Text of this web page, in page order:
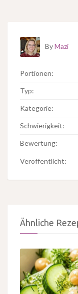
ByMazi
Portionen:
Typ:
Kategorie:
Schwierigkeit:
Bewertung:
Veröffentlicht:
Ähnliche